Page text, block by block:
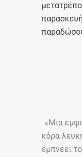
«Μια
κόρα
εμπνέει